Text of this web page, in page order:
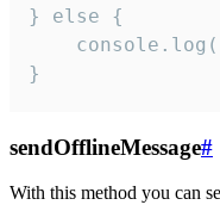
} else {
}
sendOfflineMessage#
With this method you can